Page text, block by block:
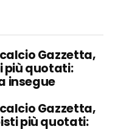
Gazzetta,
quotati:
insegue
Gazzetta,
più quotati: